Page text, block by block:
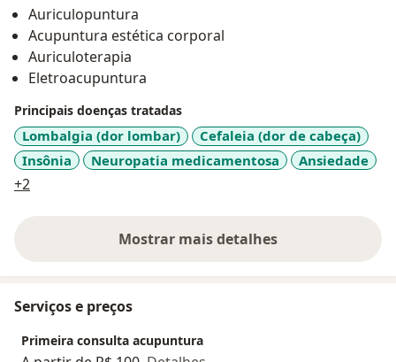
Auriculopuntura
Acupuntura estética corporal
Auriculoterapia
Eletroacupuntura
Principais doenças tratadas
Lombalgia (dor lombar)
Cefaleia (dor de cabeça)
Insônia
Neuropatia medicamentosa Ansiedade
+2a11y_sr_more_diseases
Mostrar mais detalhes
sobre a experiência
Serviços e preços
Primeira consulta acupuntura